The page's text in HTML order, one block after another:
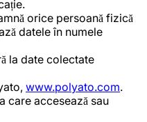
orice persoană fizică
datele în numele
la date colectate
www.polyato.com.
care accesează sau